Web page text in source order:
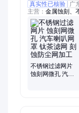
真实性已核验
广
主营： 金属蚀刻、
不锈钢过滤网片
蚀刻网微孔 汽车